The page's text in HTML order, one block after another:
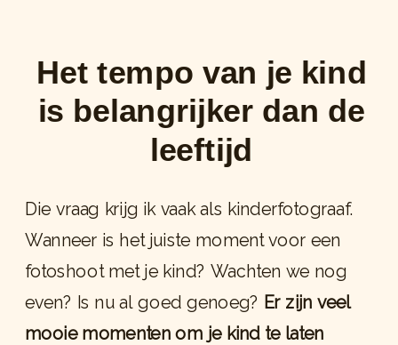
Het tempo van je kind
is belangrijker dan de
leeftijd
Die vraag krijg ik vaak als kinderfotograaf.
Wanneer is het juiste moment voor een
fotoshoot met je kind? Wachten we nog
even? Is nu al goed genoeg? Er zijn veel
mooie momenten om je kind te laten